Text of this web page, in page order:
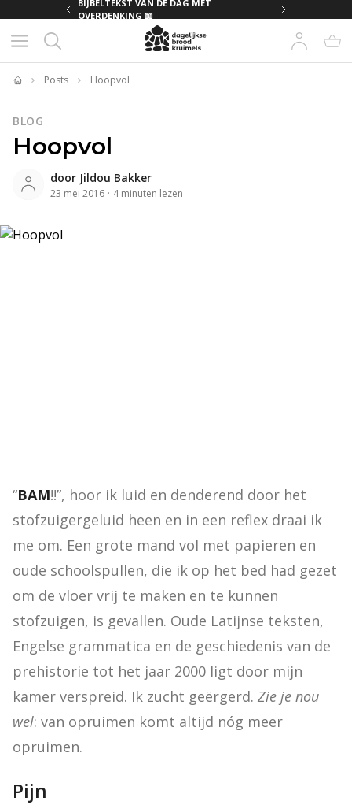
BIJBELTEKST VAN DE DAG MET
OVERDENKING 📖
OVERDENKING 📖
Home
Posts Hoopvol
BLOG
Hoopvol
door Jildou Bakker
23 mei 2016 · 4 minuten lezen
“BAM!!”, hoor ik luid en denderend door het
stofzuigergeluid heen en in een reflex draai ik
me om. Een grote mand vol met papieren en
oude schoolspullen, die ik op het bed had gezet
om de vloer vrij te maken en te kunnen
stofzuigen, is gevallen. Oude Latijnse teksten,
Engelse grammatica en de geschiedenis van de
prehistorie tot het jaar 2000 ligt door mijn
kamer verspreid. Ik zucht geërgerd. Zie je nou
wel: van opruimen komt altijd nóg meer
opruimen.
Pijn